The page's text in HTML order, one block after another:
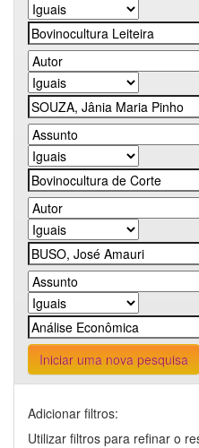
Iniciar uma nova pesquisa
Adicionar filtros:
Utilizar filtros para refinar o